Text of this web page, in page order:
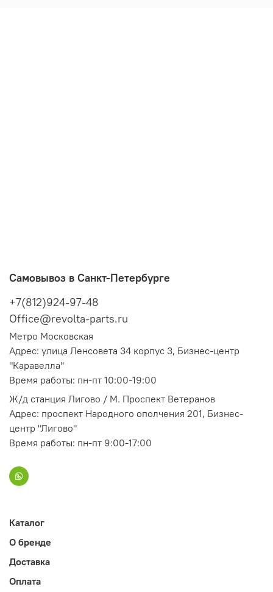
Самовывоз в Санкт-Петербурге
+7(812)924-97-48
Office@revolta-parts.ru
Метро Московская
Адрес: улица Ленсовета 34 корпус 3, Бизнес-центр
"Каравелла"
Время работы: пн-пт 10:00-19:00
Ж/д станция Лигово / М. Проспект Ветеранов
Адрес: проспект Народного ополчения 201, Бизнес-
центр "Лигово"
Время работы: пн-пт 9:00-17:00
Каталог
О бренде
Доставка
Оплата